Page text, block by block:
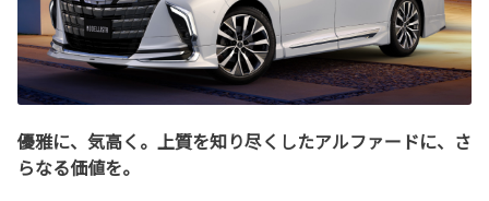
優雅に、気高く。上質を知り尽くしたアルファードに、さ
らなる価値を。